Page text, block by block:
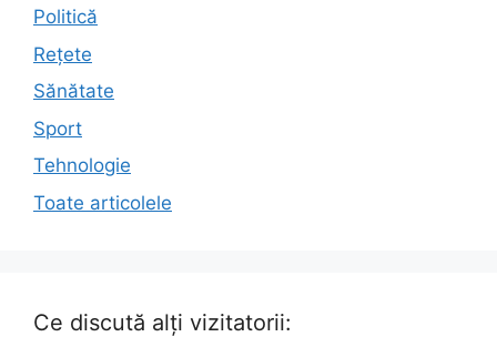
Politică
Rețete
Sănătate
Sport
Tehnologie
Toate articolele
Ce discută alți vizitatorii: